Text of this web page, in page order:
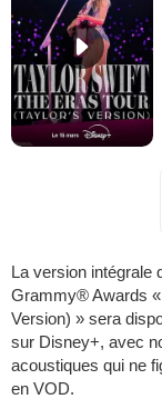
La version intégrale
Grammy® Awards «
Version) » sera
sur Disney+, avec
acoustiques qui ne
en VOD.